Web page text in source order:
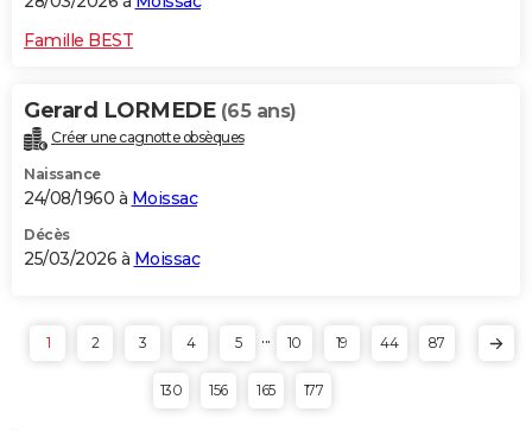
Famille BEST
Gerard LORMEDE (65 ans)
Créer une cagnotte obsèques
Naissance
24/08/1960 à Moissac
Décès
25/03/2026 à Moissac
1 2 3 4 5 ... 10 19 44 87
130 156 165 177